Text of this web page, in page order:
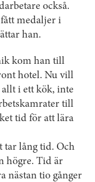
också.
fått medaljer i
han.
kom han till
hotel. Nu vill
i ett kök, inte
till
tid för att lära
tar lång tid. Och
högre. Tid är
nästan tio gånger